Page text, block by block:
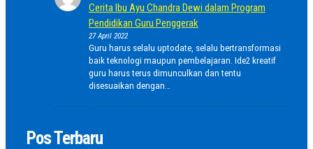
Cerita Ibu Ayu Chandra Dewi dalam Program
Pendidikan Guru Penggerak
27 April 2022
Guru harus selalu uptodate, selalu bertransformasi
baik teknologi maupun pembelajaran. Ide2 kreatif
guru harus terus dimunculkan dan tentu
disesuaikan dengan…
Pos Terbaru